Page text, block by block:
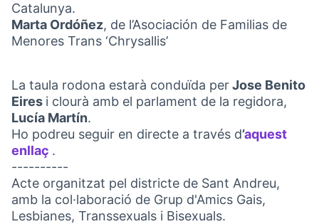
Catalunya.
Marta Ordóñez, de l’Asociación de Familias de
Menores Trans ‘Chrysallis’
La taula rodona estarà conduïda perJose Benito
Eires i clourà amb el parlament de la regidora,
Lucía Martín.
Ho podreu seguir en directe a través d’aquest
enllaç .
----------
Acte organitzat pel districte de Sant Andreu,
amb la col·laboració de Grup d'Amics Gais,
Lesbianes, Transsexuals i Bisexuals.